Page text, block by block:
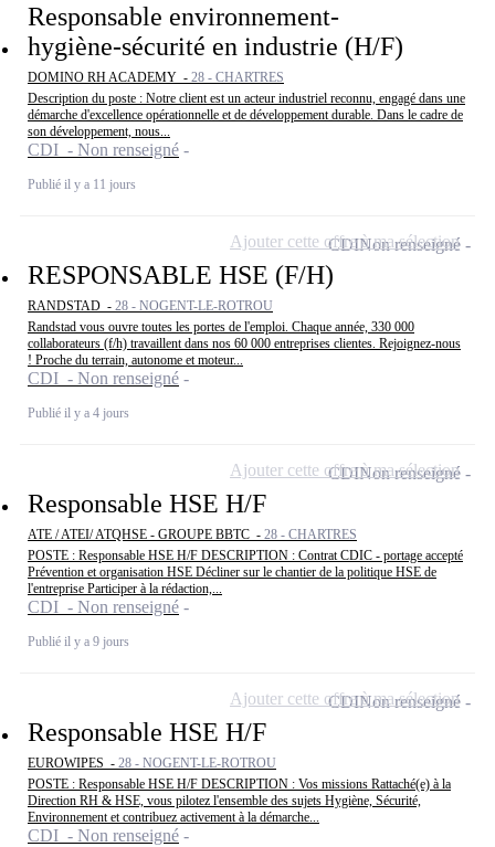
Responsable environnement-
hygiène-sécurité en industrie (H/F)
DOMINO RH ACADEMY - 28 - CHARTRES
Description du poste : Notre client est un acteur industriel reconnu, engagé dans une
démarche d'excellence opérationnelle et de développement durable. Dans le cadre de
son développement, nous...
CDI - Non renseigné
Publié il y a 11 jours
RESPONSABLE HSE (F/H)
RANDSTAD - 28 - NOGENT-LE-ROTROU
Randstad vous ouvre toutes les portes de l'emploi. Chaque année, 330 000
collaborateurs (f/h) travaillent dans nos 60 000 entreprises clientes. Rejoignez-nous
! Proche du terrain, autonome et moteur...
CDI - Non renseigné
Publié il y a 4 jours
CDINon renseigné
Ajouter cette offre à ma sélection
Responsable HSE H/F
ATE / ATEI/ ATQHSE - GROUPE BBTC - 28 - CHARTRES
POSTE : Responsable HSE H/F DESCRIPTION : Contrat CDIC - portage accepté
Prévention et organisation HSE Décliner sur le chantier de la politique HSE de
l'entreprise Participer à la rédaction,...
CDI - Non renseigné
Publié il y a 9 jours
CDINon renseigné
Ajouter cette offre à ma sélection
Responsable HSE H/F
EUROWIPES - 28 - NOGENT-LE-ROTROU
POSTE : Responsable HSE H/F DESCRIPTION : Vos missions Rattaché(e) à la
Direction RH & HSE, vous pilotez l'ensemble des sujets Hygiène, Sécurité,
Environnement et contribuez activement à la démarche...
CDI - Non renseigné
CDINon renseigné
Ajouter cette offre à ma sélection